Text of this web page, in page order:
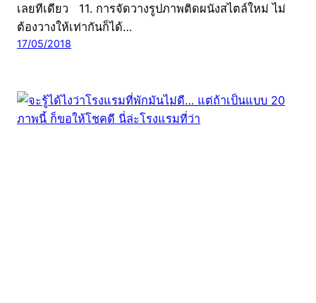
เลยทีเดียว 11. การจัดวางรูปภาพติดผนังสไตล์ใหม่ ไม่
ต้องวางให้เท่ากันก็ได้…
17/05/2018